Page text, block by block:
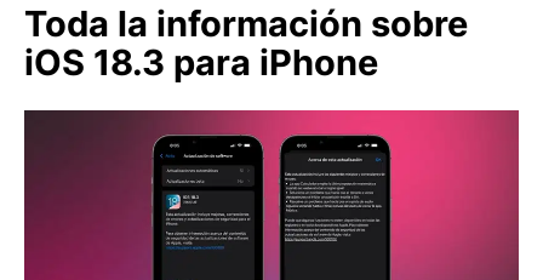
Toda la información sobre
iOS 18.3 para iPhone